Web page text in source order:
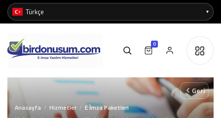
0
Anasayfa / Hizmetler / E İmza Paketleri
Geri